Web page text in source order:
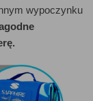
wypoczynku